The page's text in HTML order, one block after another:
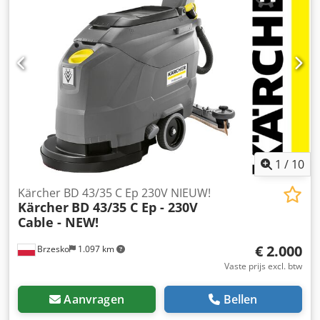
vloerschuurmachine is uitgerust met een krachtige motor
en een geïntegreerd stofafzuigsysteem. BD150 is geschikt
voor klittenband- en schroefschijven. De afbuigende
stofopvangbuis voorkomt beschadiging van de stofzak.
Efficiëntie 5 m2/u Schijfdiameter 150 mm Motorsnelheid
11.500 tpm Schijfrotatiesnelheid 3400/3700 tpm
Opgenomen vermogen 1,1 kW Lengte van de lange kap 481
mm Afmetingen (L x B x H) 552 x 246 x 410 mm Gewicht
(zonder kabel) 10 kg Cedpfxotw Smvj Afisrf
Geluidsvermogensniveau 80 dB(A)
1 / 10
Brzesko 1.097 km
Kärcher BD 43/35 C Ep 230V NIEUW!
Kärcher BD 43/35 C Ep - 230V
Cable - NEW!
€ 2.000
Vaste prijs excl. btw
Aanvragen Bellen